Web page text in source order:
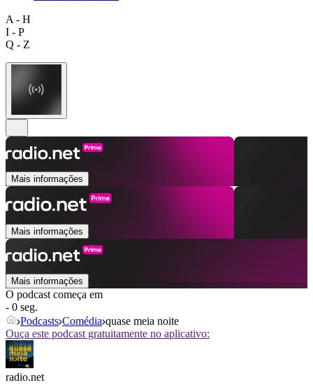
A - H
I - P
Q - Z
Mais informações
Mais informações
Mais informações
O podcast começa em
- 0 seg.
Podcasts Comédia quase meia noite
Ouça este podcast gratuitamente no aplicativo:
radio.net